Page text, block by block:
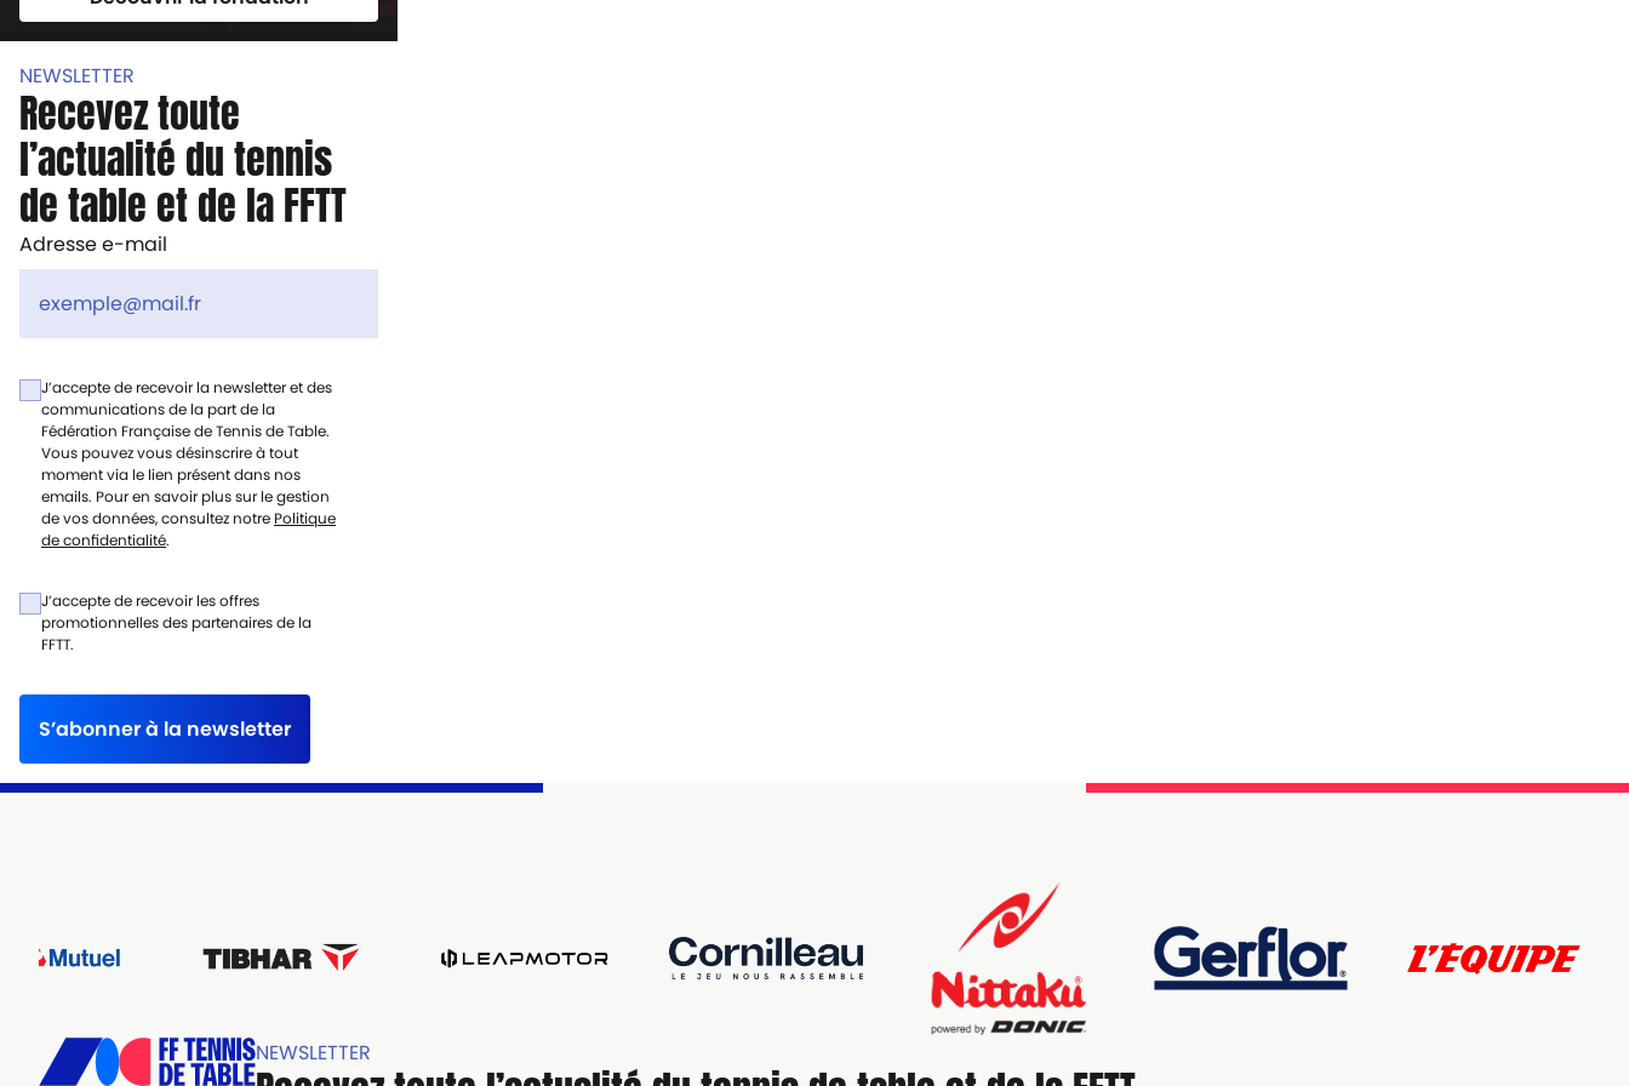
NEWSLETTER
Recevez toute
l’actualité du tennis
de table et de la FFTT
Adresse e-mail
J’accepte de recevoir la newsletter et des
communications de la part de la
Fédération Française de Tennis de Table.
Vous pouvez vous désinscrire à tout
moment via le lien présent dans nos
emails. Pour en savoir plus sur le gestion
de vos données, consultez notre Politique
de confidentialité.
J’accepte de recevoir les offres
promotionnelles des partenaires de la
FFTT.
S’abonner à la newsletter
NEWSLETTER